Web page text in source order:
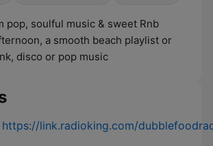
pop, soulful music & sweet Rnb
a smooth beach playlist or
disco or pop music
https://link.radioking.com/